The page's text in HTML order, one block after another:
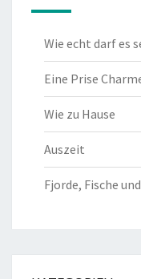
Wie echt darf es
Eine Prise
Wie zu Hause
Auszeit
Fjorde, Fische